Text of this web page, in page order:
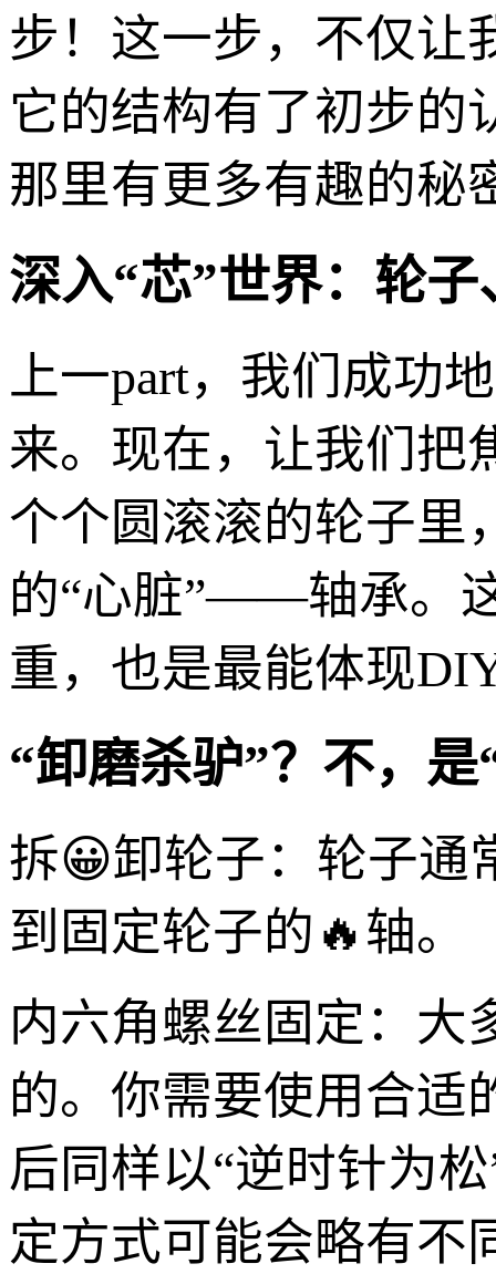
步！这一步，不仅让
它的结构有了初步的
那里有更多有趣的秘
深入“芯”世界：轮
上一part，我们成功
来。现在，让我们
个个圆滚滚的轮子里
的“心脏”——轴承。
重，也是最能体现
“卸磨杀驴”？不，
拆😀卸轮子：轮子通
到固定轮子的🔥轴。
内六角螺丝固定：大
的。你需要使用合适
后同样以“逆时针为
定方式可能会略有不